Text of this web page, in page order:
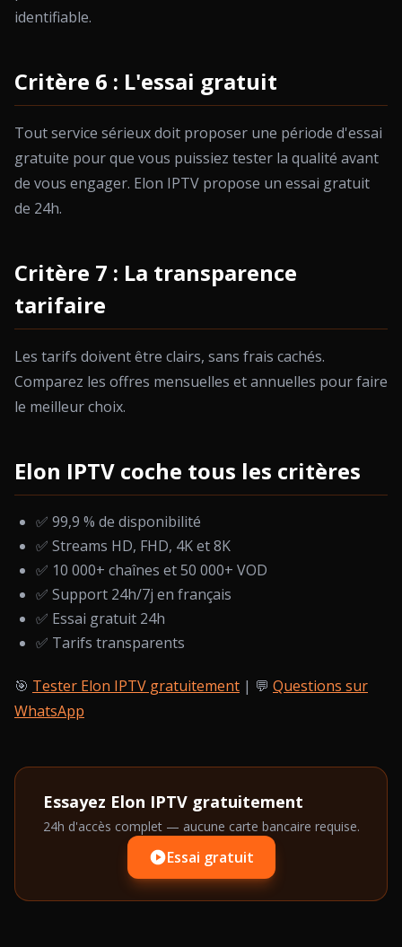
identifiable.
Critère 6 : L'essai gratuit
Tout service sérieux doit proposer une période d'essai
gratuite pour que vous puissiez tester la qualité avant
de vous engager. Elon IPTV propose un essai gratuit
de 24h.
Critère 7 : La transparence
tarifaire
Les tarifs doivent être clairs, sans frais cachés.
Comparez les offres mensuelles et annuelles pour faire
le meilleur choix.
Elon IPTV coche tous les critères
✅ 99,9 % de disponibilité
✅ Streams HD, FHD, 4K et 8K
✅ 10 000+ chaînes et 50 000+ VOD
✅ Support 24h/7j en français
✅ Essai gratuit 24h
✅ Tarifs transparents
🎯 Tester Elon IPTV gratuitement | 💬 Questions sur
WhatsApp
Essayez Elon IPTV gratuitement
24h d'accès complet — aucune carte bancaire requise.
Essai gratuit